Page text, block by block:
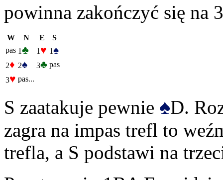
powinna zakończyć się na 3
W N E
S
pas 1♣ 1 ♥ 1♠
2♦ 2♠ 3♣ pas
3♥ pas...
S zaatakuje pewnie ♠D.
zagra na impas trefl to
trefla, a S podstawi na